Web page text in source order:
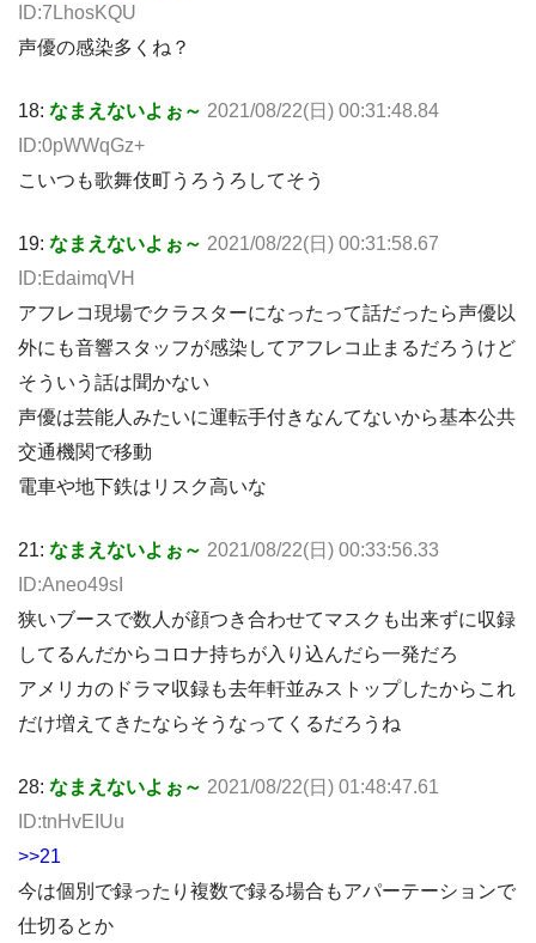
ID:7LhosKQU
声優の感染多くね？
18: なまえないよぉ～ 2021/08/22(日) 00:31:48.84
ID:0pWWqGz+
こいつも歌舞伎町うろうろしてそう
19: なまえないよぉ～ 2021/08/22(日) 00:31:58.67
ID:EdaimqVH
アフレコ現場でクラスターになったって話だったら声優以
外にも音響スタッフが感染してアフレコ止まるだろうけど
そういう話は聞かない
声優は芸能人みたいに運転手付きなんてないから基本公共
交通機関で移動
電車や地下鉄はリスク高いな
21: なまえないよぉ～ 2021/08/22(日) 00:33:56.33
ID:Aneo49sI
狭いブースで数人が顔つき合わせてマスクも出来ずに収録
してるんだからコロナ持ちが入り込んだら一発だろ
アメリカのドラマ収録も去年軒並みストップしたからこれ
だけ増えてきたならそうなってくるだろうね
28: なまえないよぉ～ 2021/08/22(日) 01:48:47.61
ID:tnHvEIUu
>>21
今は個別で録ったり複数で録る場合もアパーテーションで
仕切るとか